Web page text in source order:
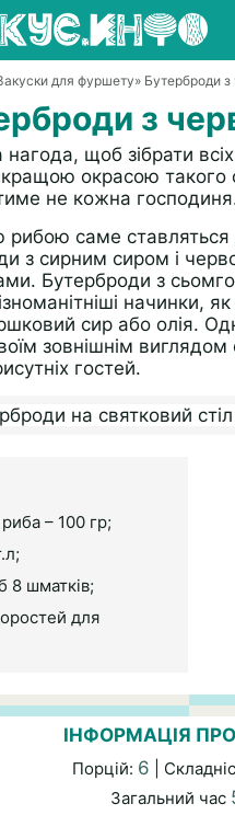
для фуршету» Бутерброди
з
щоб зібрати
окрасою такого
не кожна
саме ставляться
з сирним сиром і
Бутерброди з
начинки,
сир або олія.
зовнішнім
гостей.
– 100 гр;
8 шматків;
для
ІНФОРМАЦІЯ
Порцій: 6 |
Загальний час